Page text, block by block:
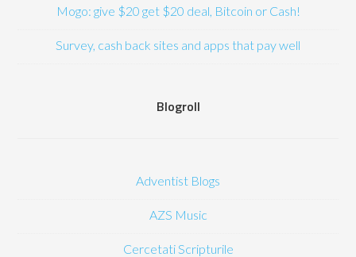
Mogo: give $20 get $20 deal, Bitcoin or Cash!
Survey, cash back sites and apps that pay well
Blogroll
Adventist Blogs
AZS Music
Cercetati Scripturile